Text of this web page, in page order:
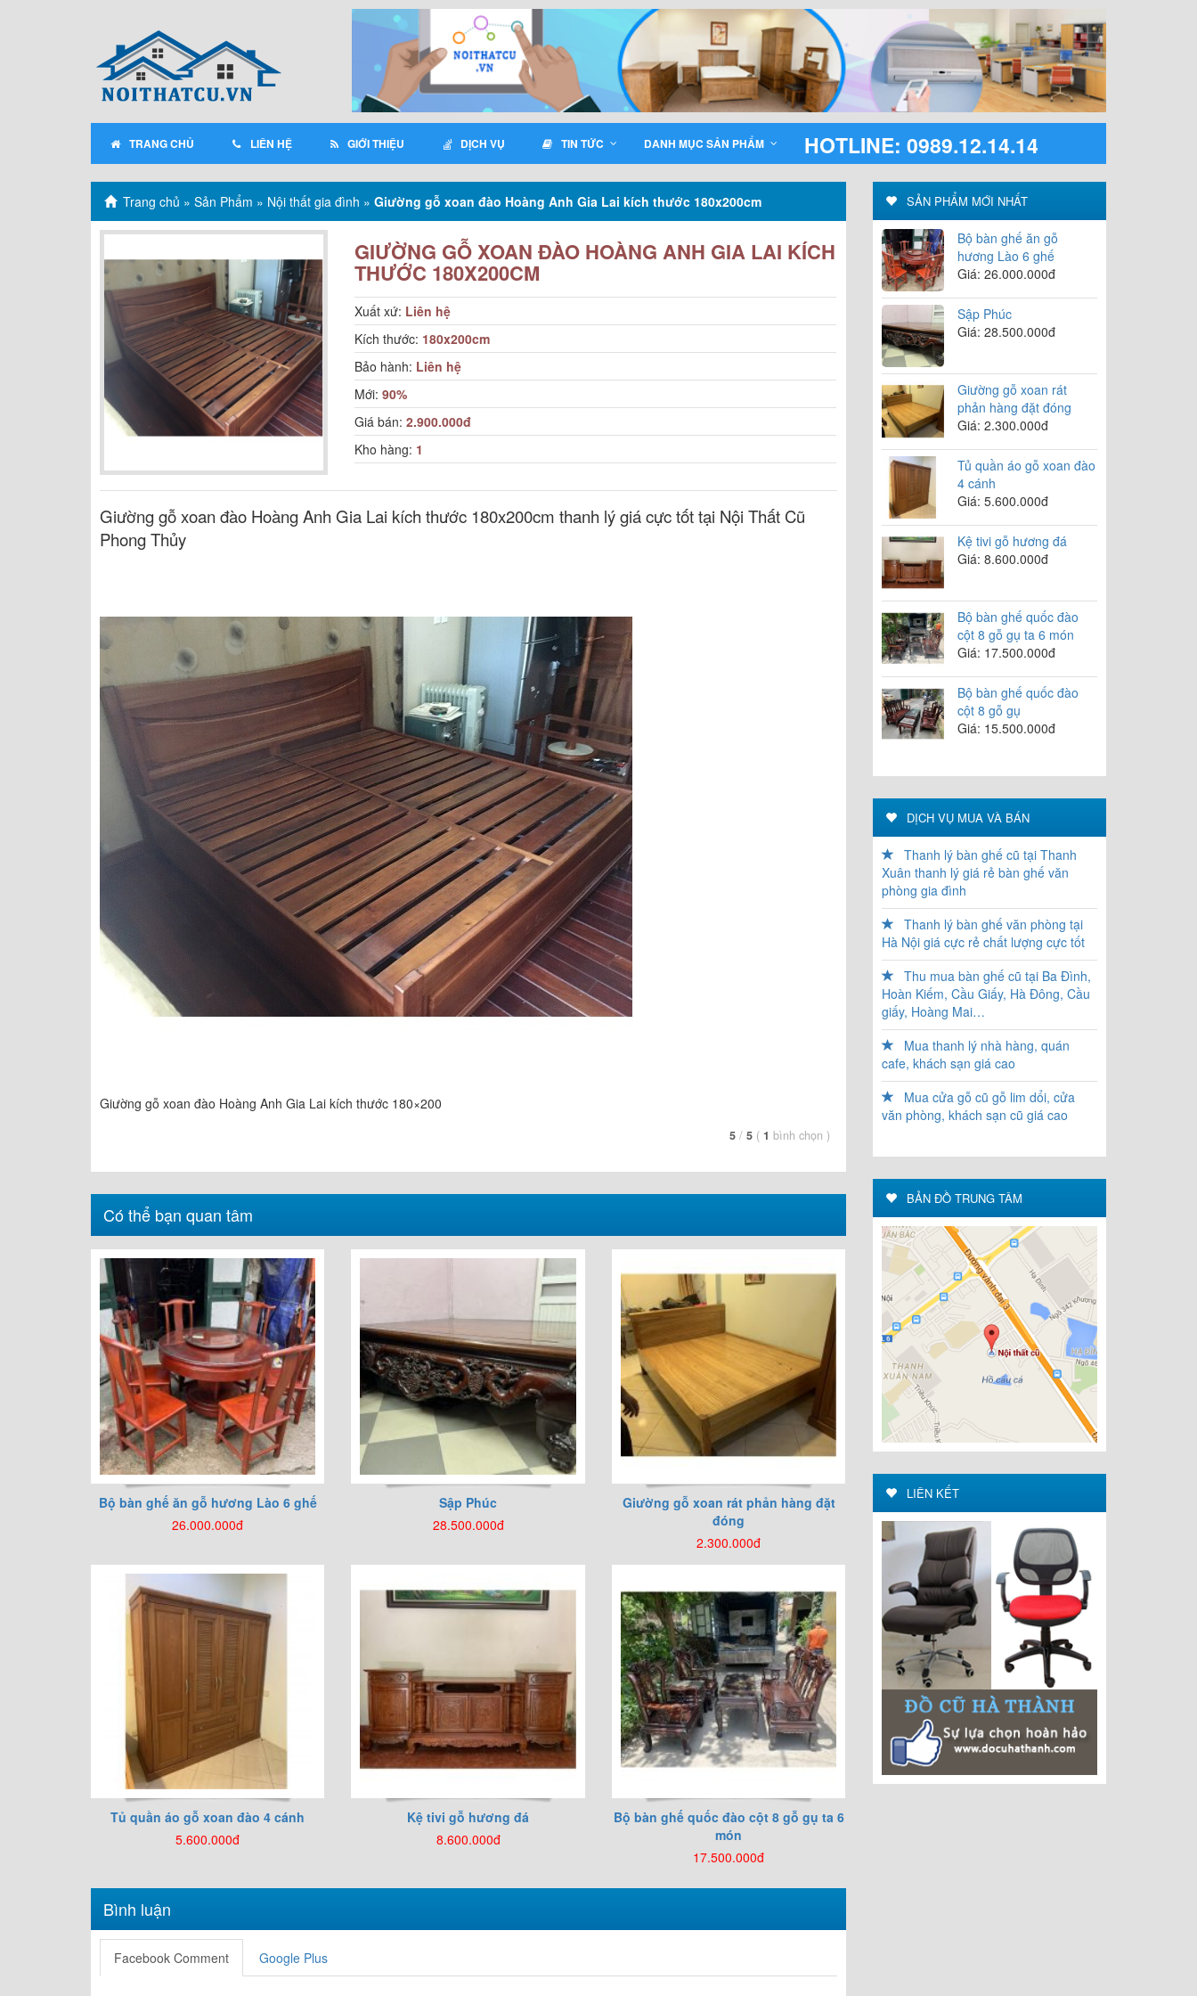
TRANG CHỦ LIÊN HỆ GIỚI THIỆU DỊCH VỤ TIN TỨC DANH MỤC SẢN PHẨM HOTLINE: 0989.12.14.14
Trang chủ » Sản Phẩm » Nội thất gia đình » Giường gỗ xoan đào Hoàng Anh Gia Lai kích thước 180x200cm
GIƯỜNG GỖ XOAN ĐÀO HOÀNG ANH GIA LAI KÍCH
THƯỚC 180X200CM
Xuất xứ: Liên hệ
Kích thước: 180x200cm
Bảo hành: Liên hệ
Mới: 90%
Giá bán: 2.900.000đ
Kho hàng: 1
Giường gỗ xoan đào Hoàng Anh Gia Lai kích thước 180x200cm thanh lý giá cực tốt tại Nội Thất Cũ
Phong Thủy
Giường gỗ xoan đào Hoàng Anh Gia Lai kích thước 180×200
5 / 5 ( 1 bình chọn )
Có thể bạn quan tâm
Bộ bàn ghế ăn gỗ hương Lào 6 ghế
26.000.000đ
Sập Phúc
28.500.000đ
Giường gỗ xoan rát phản hàng đặt
đóng
2.300.000đ
Tủ quần áo gỗ xoan đào 4 cánh
5.600.000đ
Kệ tivi gỗ hương đá
8.600.000đ
Bộ bàn ghế quốc đào cột 8 gỗ gụ ta 6
món
17.500.000đ
Bình luận
Facebook Comment Google Plus
SẢN PHẨM MỚI NHẤT
Bộ bàn ghế ăn gỗ
hương Lào 6 ghế
Giá: 26.000.000đ
Sập Phúc
Giá: 28.500.000đ
Giường gỗ xoan rát
phản hàng đặt đóng
Giá: 2.300.000đ
Tủ quần áo gỗ xoan đào
4 cánh
Giá: 5.600.000đ
Kệ tivi gỗ hương đá
Giá: 8.600.000đ
Bộ bàn ghế quốc đào
cột 8 gỗ gụ ta 6 món
Giá: 17.500.000đ
Bộ bàn ghế quốc đào
cột 8 gỗ gụ
Giá: 15.500.000đ
DỊCH VỤ MUA VÀ BÁN
Thanh lý bàn ghế cũ tại Thanh
Xuân thanh lý giá rẻ bàn ghế văn
phòng gia đình
Thanh lý bàn ghế văn phòng tại
Hà Nội giá cực rẻ chất lượng cực tốt
Thu mua bàn ghế cũ tại Ba Đình,
Hoàn Kiếm, Cầu Giấy, Hà Đông, Cầu
giấy, Hoàng Mai…
Mua thanh lý nhà hàng, quán
cafe, khách sạn giá cao
Mua cửa gỗ cũ gỗ lim dổi, cửa
văn phòng, khách sạn cũ giá cao
BẢN ĐỒ TRUNG TÂM
LIÊN KẾT